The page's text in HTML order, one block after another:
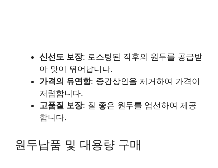
신선도 보장: 로스팅된 직후의 원두를 공급받
아 맛이 뛰어납니다.
가격의 유연함: 중간상인을 제거하여 가격이
저렴합니다.
고품질 보장: 질 좋은 원두를 엄선하여 제공
합니다.
원두납품 및 대용량 구매